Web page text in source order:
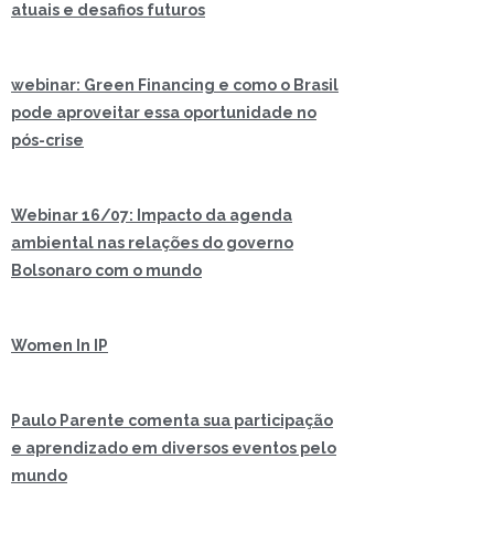
atuais e desafios futuros
webinar: Green Financing e como o Brasil
pode aproveitar essa oportunidade no
pós-crise
Webinar 16/07: Impacto da agenda
ambiental nas relações do governo
Bolsonaro com o mundo
Women In IP
Paulo Parente comenta sua participação
e aprendizado em diversos eventos pelo
mundo